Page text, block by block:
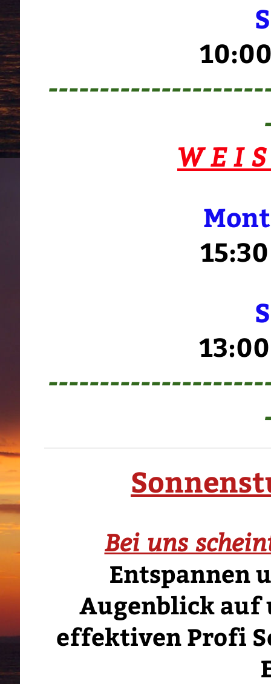
W E I
Bei uns
Entspannen
Augenblick auf
effektiven Profi